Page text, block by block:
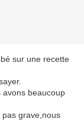
sur une recette
avons beaucoup
grave,nous